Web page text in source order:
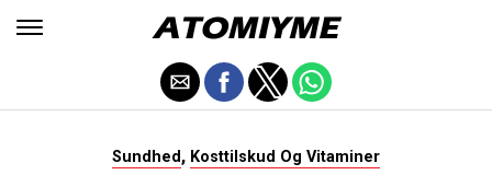
Sundhed, Kosttilskud Og Vitaminer